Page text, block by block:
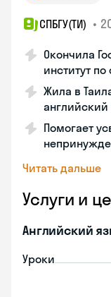
СПБГУ(ТИ) •
Окончила
институт
Жила в
английский
Помогает
Читать дальше
Услуги и
Английский
Уроки